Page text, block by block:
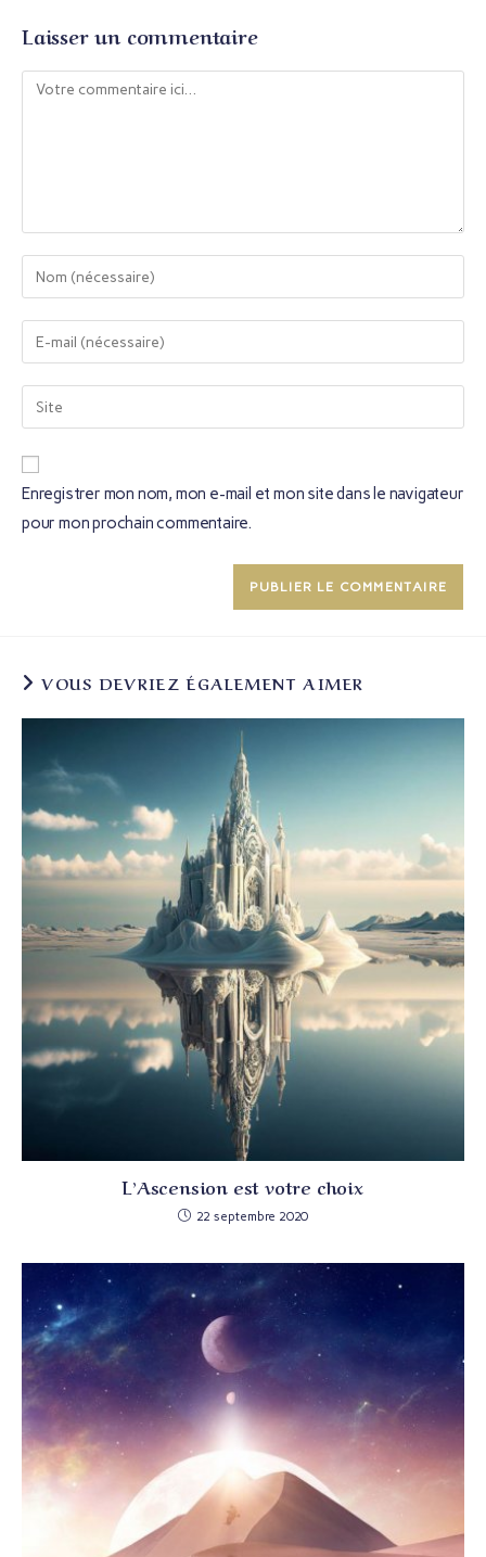
Laisser un commentaire
Enregistrer mon nom, mon e-mail et mon site dans le navigateur
pour mon prochain commentaire.
VOUS DEVRIEZ ÉGALEMENT AIMER
L’Ascension est votre choix
22 septembre 2020